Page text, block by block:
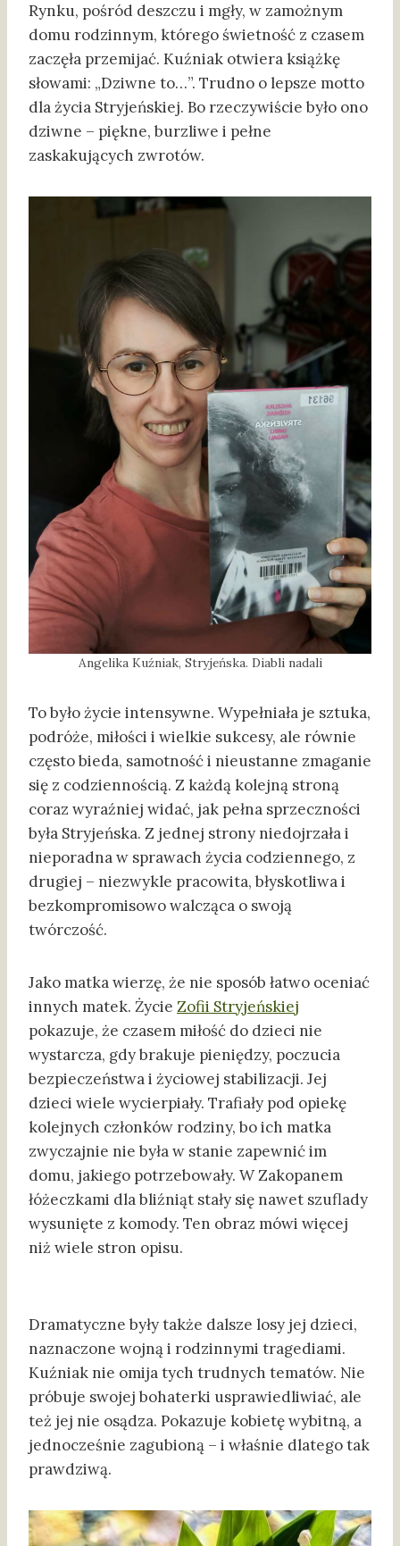
Rynku, pośród deszczu i mgły, w zamożnym
domu rodzinnym, którego świetność z czasem
zaczęła przemijać. Kuźniak otwiera książkę
słowami: „Dziwne to…”. Trudno o lepsze motto
dla życia Stryjeńskiej. Bo rzeczywiście było ono
dziwne – piękne, burzliwe i pełne
zaskakujących zwrotów.
Angelika Kuźniak, Stryjeńska. Diabli nadali
To było życie intensywne. Wypełniała je sztuka,
podróże, miłości i wielkie sukcesy, ale równie
często bieda, samotność i nieustanne zmaganie
się z codziennością. Z każdą kolejną stroną
coraz wyraźniej widać, jak pełna sprzeczności
była Stryjeńska. Z jednej strony niedojrzała i
nieporadna w sprawach życia codziennego, z
drugiej – niezwykle pracowita, błyskotliwa i
bezkompromisowo walcząca o swoją
twórczość.
Jako matka wierzę, że nie sposób łatwo oceniać
innych matek. Życie Zofii Stryjeńskiej
pokazuje, że czasem miłość do dzieci nie
wystarcza, gdy brakuje pieniędzy, poczucia
bezpieczeństwa i życiowej stabilizacji. Jej
dzieci wiele wycierpiały. Trafiały pod opiekę
kolejnych członków rodziny, bo ich matka
zwyczajnie nie była w stanie zapewnić im
domu, jakiego potrzebowały. W Zakopanem
łóżeczkami dla bliźniąt stały się nawet szuflady
wysunięte z komody. Ten obraz mówi więcej
niż wiele stron opisu.
Dramatyczne były także dalsze losy jej dzieci,
naznaczone wojną i rodzinnymi tragediami.
Kuźniak nie omija tych trudnych tematów. Nie
próbuje swojej bohaterki usprawiedliwiać, ale
też jej nie osądza. Pokazuje kobietę wybitną, a
jednocześnie zagubioną – i właśnie dlatego tak
prawdziwą.